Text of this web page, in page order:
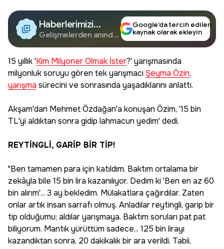
Haberlerimizi
Google'da Takip
Edin
Gelişmelerden anında
Google’da tercih edilen
kaynak olarak ekleyin
15 yıllık 'Kim Milyoner Olmak İster?' yarışmasında
milyonluk soruyu gören tek yarışmacı Şeyma Özin,
yarışma sürecini ve sonrasında yaşadıklarını anlattı.
Akşam'dan Mehmet Özdağan'a konuşan Özim, '15 bin
TL'yi aldıktan sonra gidip lahmacun yedim' dedi.
REYTİNGLİ, GARİP BİR TİP!
"Ben tamamen para için katıldım. Baktım ortalama bir
zekâyla bile 15 bin lira kazanılıyor. Dedim ki 'Ben en az 60
bin alırım'... 3 ay bekledim. Mülakatlara çağırdılar. Zaten
onlar artık insan sarrafı olmuş. Anladılar reytingli, garip bir
tip olduğumu; aldılar yarışmaya. Baktım soruları pat pat
biliyorum. Mantık yürüttüm sadece... 125 bin lirayı
kazandıktan sonra, 20 dakikalık bir ara verildi. Tabii,